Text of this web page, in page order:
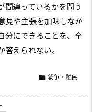
間違っているかを問う
見や主張を加味しなが
分にできることを、全
えられない。
 紛争・難民